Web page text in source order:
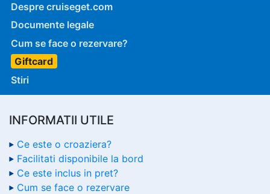
Despre cruiseget.com
Documente legale
Cum se face o rezervare?
Giftcard
Stiri
INFORMATII UTILE
Ce este o croaziera?
Facilitati disponibile la bord
Ce este inclus in pret?
Cum se face o rezervare